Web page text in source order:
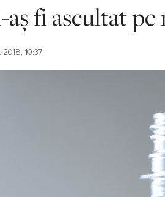
aș fi ascultat
10:37